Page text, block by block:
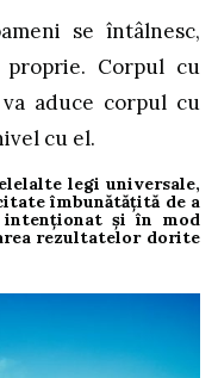
se întâlnesc,
Corpul cu
aduce corpul cu
cu el.
legi universale,
îmbunătățită de a
intenționat și în mod
rezultatelor dorite